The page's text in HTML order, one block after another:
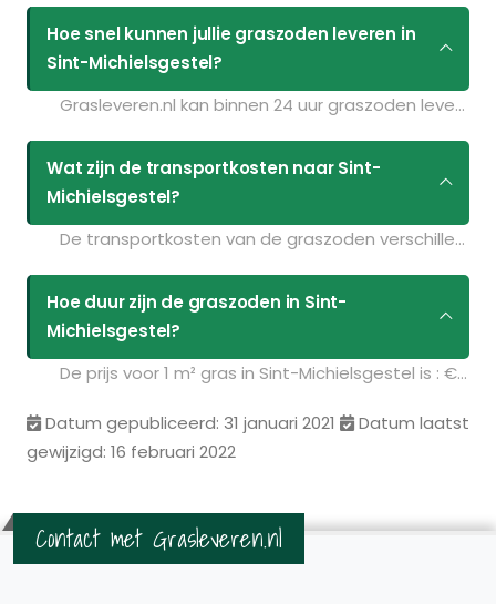
Hoe snel kunnen jullie graszoden leveren in
Sint-Michielsgestel?
Grasleveren.nl kan binnen 24 uur graszoden leveren in Sint-Michielsgestel. Als u bijvoorbeeld graszoden op maandag bestelt voor 11:30 kunt u ze de volgende dag geleverd krijgen. Kijk voor de actuele leverdagen op de pagina
Wat zijn de transportkosten naar Sint-
Michielsgestel?
De transportkosten van de graszoden verschillen per postcodegebied en zijn afhankelijk van de hoeveelheid graszoden die u bestelt. Bent u benieuwd naar de prijzen? Vul uw gegevens in op de pagina
Hoe duur zijn de graszoden in Sint-
Michielsgestel?
De prijs voor 1 m² gras in Sint-Michielsgestel is : € 3.49. U kunt deze graszoden bestellen via de volgende link:
Datum gepubliceerd: 31 januari 2021
Datum laatst
gewijzigd: 16 februari 2022
Contact met Grasleveren.nl